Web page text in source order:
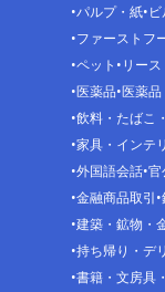
パルプ・紙
ファーストフ
ペット リー
医薬品 医薬品
飲料・たばこ
家具・インテ
外国語会話 官
金融商品取引
建築・鉱物・
持ち帰り・デ
書籍・文房具